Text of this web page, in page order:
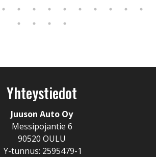
Yhteystiedot
Juuson Auto Oy
Messipojantie 6
90520 OULU
Y-tunnus: 2595479-1